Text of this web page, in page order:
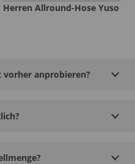
Herren Allround-Hose Yuso
vorher anprobieren?